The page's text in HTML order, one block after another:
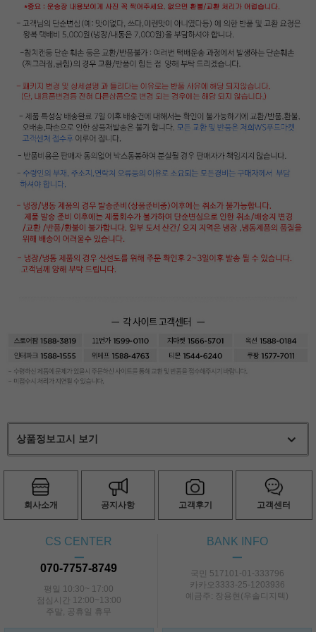
상품정보고시 보기
회사소개 공지사항 고객후기 고객센터
CS CENTER
ㅡ
070-7757-8749
평일 10:30~ 17:00
점심시간 12:00~13:00
주말, 공휴일 휴무
BANK INFO
ㅡ
국민 517101-01-333796
카카오3333-25-1203936
예금주: 장용현(우솔디지텍)